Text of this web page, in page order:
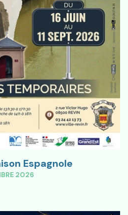
Espagnole
2026